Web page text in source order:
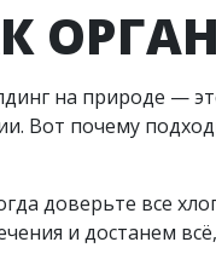
на природе —
Вот почему
доверьте все
и достанем